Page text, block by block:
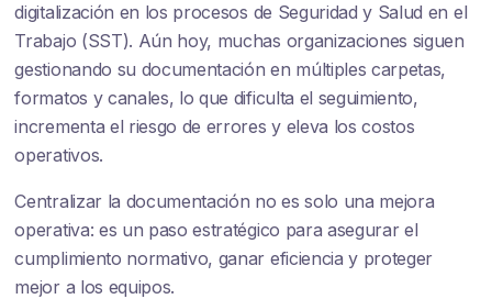
digitalización en los procesos de Seguridad y Salud en el
Trabajo (SST). Aún hoy, muchas organizaciones siguen
gestionando su documentación en múltiples carpetas,
formatos y canales, lo que dificulta el seguimiento,
incrementa el riesgo de errores y eleva los costos
operativos.
Centralizar la documentación no es solo una mejora
operativa: es un paso estratégico para asegurar el
cumplimiento normativo, ganar eficiencia y proteger
mejor a los equipos.